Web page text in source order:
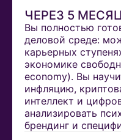
ЧЕРЕЗ 5
Вы полностью
деловой среде:
карьерных
экономике
economy). Вы
инфляцию,
интеллект и
анализировать
брендинг и